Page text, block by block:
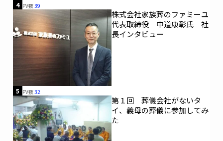
4 PV数39
株式会社家族葬のファミーユ
代表取締役 中道康彰氏 社
長インタビュー
5 PV数32
第１回 葬儀会社がないタ
イ、義母の葬儀に参加してみ
た